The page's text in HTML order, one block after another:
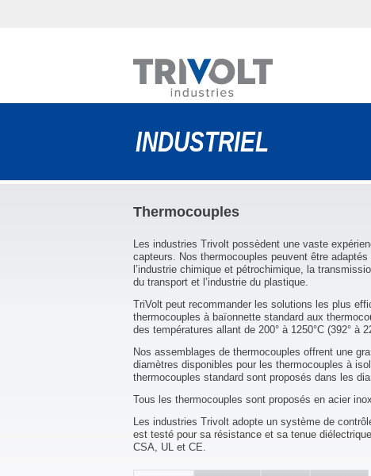
INDUSTRIEL
Thermocouples
Les industries Trivolt possèdent une vaste
capteurs. Nos thermocouples peuvent être
l’industrie chimique et pétrochimique, la
du transport et l’industrie du plastique.
TriVolt peut recommander les solutions les plus
thermocouples à baïonnette standard aux
des températures allant de 200° à 1250°C (392° à
Nos assemblages de thermocouples offrent une
diamètres disponibles pour les thermocouples à
thermocouples standard sont proposés dans les
Tous les thermocouples sont proposés en acier
Les industries Trivolt adopte un système de
est testé pour sa résistance et sa tenue
CSA, UL et CE.